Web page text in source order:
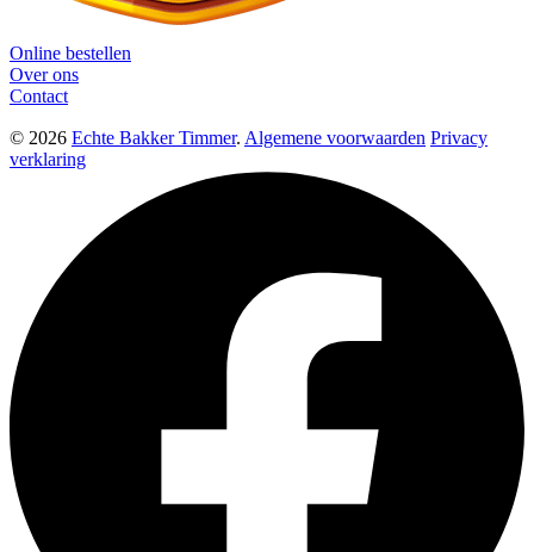
Online bestellen
Over ons
Contact
© 2026 Echte Bakker Timmer. Algemene voorwaarden Privacy
verklaring